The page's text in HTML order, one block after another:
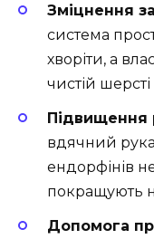
Зміцнення
система
хворіти, а
чистій
Підвищення
вдячний
ендорфінів
покращують
Допомога